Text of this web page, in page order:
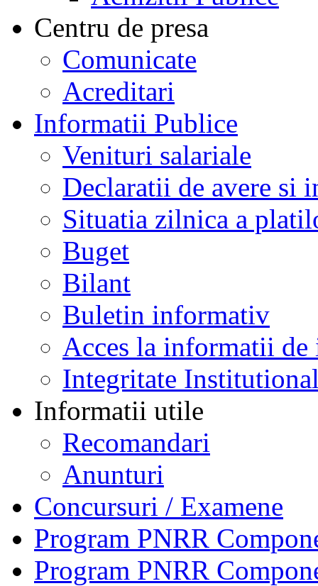
Centru de presa
Comunicate
Acreditari
Informatii Publice
Venituri salariale
Declaratii de avere si
Situatia zilnica a
Buget
Bilant
Buletin informativ
Acces la informatii de
Integritate
Informatii utile
Recomandari
Anunturi
Concursuri / Examene
Program PNRR
Program PNRR